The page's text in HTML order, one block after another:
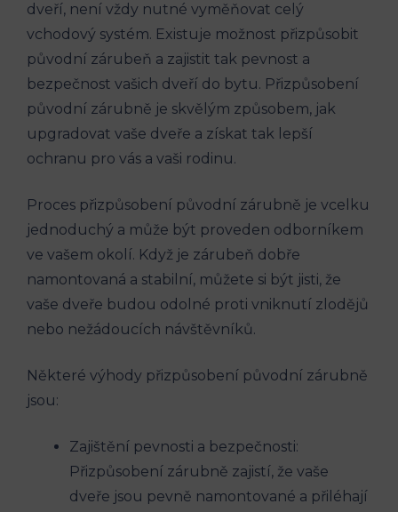
dveří, není vždy nutné vyměňovat celý
vchodový systém. Existuje možnost přizpůsobit
původní zárubeň a zajistit tak pevnost a‌
bezpečnost vašich dveří⁢ do bytu.‌ Přizpůsobení
původní zárubně je ⁢skvělým způsobem, jak
upgradovat vaše dveře‍ a⁤ získat tak lepší
ochranu pro vás ​a ⁣vaši rodinu.
Proces přizpůsobení původní zárubně je ‍vcelku
jednoduchý a může být proveden odborníkem
⁢ve vašem okolí.⁤ Když je zárubeň dobře
namontovaná a​ stabilní, ​můžete si být jisti, že
vaše ​dveře budou odolné proti vniknutí zlodějů
⁢nebo nežádoucích návštěvníků.
Některé výhody přizpůsobení‍ původní⁤ zárubně
jsou:
Zajištění pevnosti a bezpečnosti:
Přizpůsobení zárubně zajistí, že vaše
dveře jsou pevně namontované⁢ a ‍přiléhají